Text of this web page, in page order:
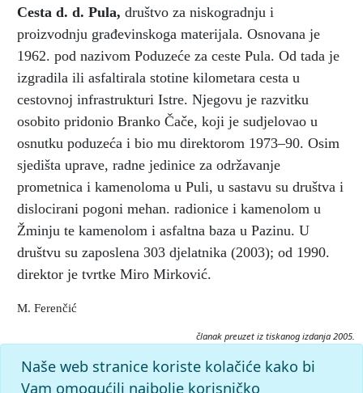
Cesta d. d. Pula, društvo za niskogradnju i
proizvodnju građevinskoga materijala. Osnovana je
1962. pod nazivom Poduzeće za ceste Pula. Od tada je
izgradila ili asfaltirala stotine kilometara cesta u
cestovnoj infrastrukturi Istre. Njegovu je razvitku
osobito pridonio Branko Čače, koji je sudjelovao u
osnutku poduzeća i bio mu direktorom 1973–90. Osim
sjedišta uprave, radne jedinice za održavanje
prometnica i kamenoloma u Puli, u sastavu su društva i
dislocirani pogoni mehan. radionice i kamenolom u
Žminju te kamenolom i asfaltna baza u Pazinu. U
društvu su zaposlena 303 djelatnika (2003); od 1990.
direktor je tvrtke Miro Mirković.
M. Ferenčić
članak preuzet iz tiskanog izdanja 2005.
Citiranje:
Istarska enciklopedija (2005), mrežno izdanje.
Naše web stranice koriste kolačiće kako bi
Vam omogućili najbolje korisničko